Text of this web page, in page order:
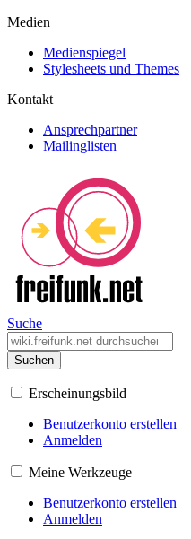
Medien
Medienspiegel
Stylesheets und Themes
Kontakt
Ansprechpartner
Mailinglisten
Suche
Suchen
Erscheinungsbild
Benutzerkonto erstellen
Anmelden
Meine Werkzeuge
Benutzerkonto erstellen
Anmelden